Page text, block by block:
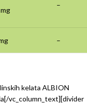
–
–
kelata ALBION
vc_column_text][divider